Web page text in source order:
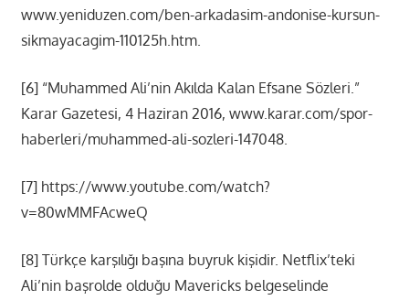
www.yeniduzen.com/ben-arkadasim-andonise-kursun-
sikmayacagim-110125h.htm.
[6] “Muhammed Ali’nin Akılda Kalan Efsane Sözleri.”
Karar Gazetesi, 4 Haziran 2016, www.karar.com/spor-
haberleri/muhammed-ali-sozleri-147048.
[7] https://www.youtube.com/watch?
v=80wMMFAcweQ
[8] Türkçe karşılığı başına buyruk kişidir. Netflix’teki
Ali’nin başrolde olduğu Mavericks belgeselinde